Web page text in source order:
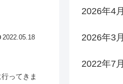
2022.05.18
ってきま
2026年4月
2026年3月
2022年7月